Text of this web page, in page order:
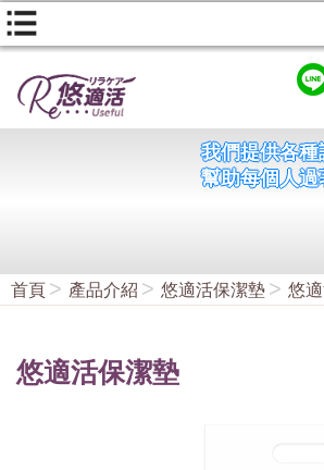
我們提供各種
幫助每個人
首頁 產品介紹 悠適活保潔墊 悠
悠適活保潔墊